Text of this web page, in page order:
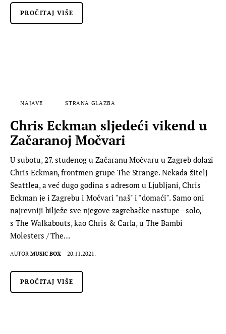
PROČITAJ VIŠE
NAJAVE STRANA GLAZBA
Chris Eckman sljedeći vikend u
Začaranoj Močvari
U subotu, 27. studenog u Začaranu Močvaru u Zagreb dolazi
Chris Eckman, frontmen grupe The Strange. Nekada žitelj
Seattlea, a već dugo godina s adresom u Ljubljani, Chris
Eckman je i Zagrebu i Močvari "naš" i "domaći". Samo oni
najrevniji bilježe sve njegove zagrebačke nastupe - solo,
s The Walkabouts, kao Chris & Carla, u The Bambi
Molesters / The…
AUTOR MUSIC BOX 20.11.2021.
PROČITAJ VIŠE